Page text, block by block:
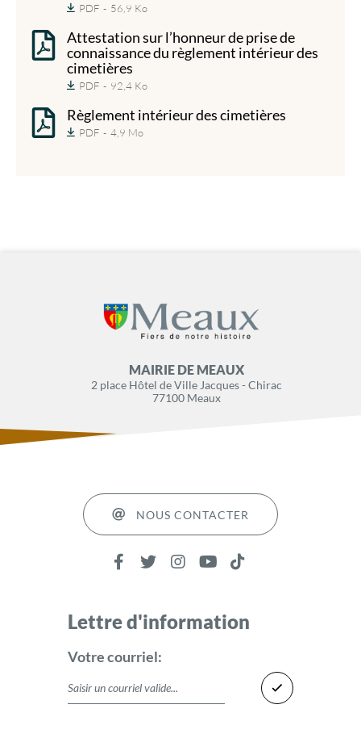
PDF 56,9 Ko
Attestation sur l’honneur de prise de
connaissance du règlement intérieur des
cimetières
PDF 92,4 Ko
Règlement intérieur des cimetières
PDF 4,9 Mo
MAIRIE DE MEAUX
2 place Hôtel de Ville Jacques - Chirac
77100 Meaux
NOUS CONTACTER
Lettre d'information
Votre courriel: